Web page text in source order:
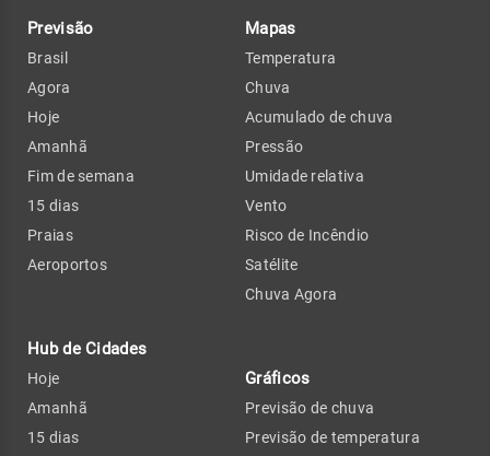
Previsão
Brasil
Agora
Hoje
Amanhã
Fim de semana
15 dias
Praias
Aeroportos
Hub de Cidades
Hoje
Amanhã
15 dias
Mapas
Temperatura
Chuva
Acumulado de chuva
Pressão
Umidade relativa
Vento
Risco de Incêndio
Satélite
Chuva Agora
Gráficos
Previsão de chuva
Previsão de temperatura